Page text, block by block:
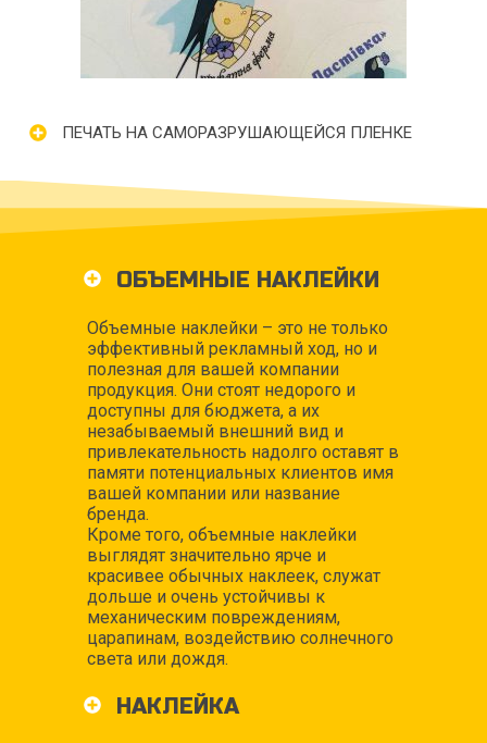
ПЕЧАТЬ НА САМОРАЗРУШАЮЩЕЙСЯ ПЛЕНКЕ
ОБЪЕМНЫЕ НАКЛЕЙКИ
Объемные наклейки – это не только
эффективный рекламный ход, но и
полезная для вашей компании
продукция. Они стоят недорого и
доступны для бюджета, а их
незабываемый внешний вид и
привлекательность надолго оставят в
памяти потенциальных клиентов имя
вашей компании или название
бренда.
Кроме того, объемные наклейки
выглядят значительно ярче и
красивее обычных наклеек, служат
дольше и очень устойчивы к
механическим повреждениям,
царапинам, воздействию солнечного
света или дождя.
НАКЛЕЙКА